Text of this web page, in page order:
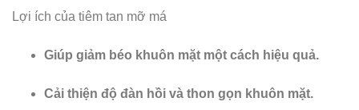
Lợi ích của tiêm tan mỡ má
Giúp giảm béo khuôn mặt một cách hiệu quả.
Cải thiện độ đàn hồi và thon gọn khuôn mặt.